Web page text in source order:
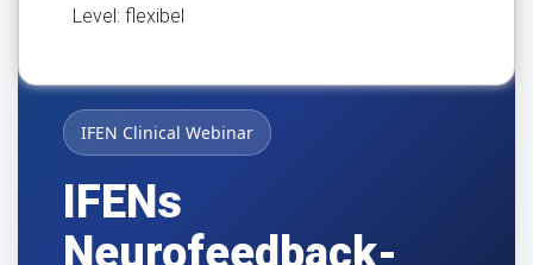
Level: flexibel
IFEN Clinical Webinar
IFENs
Neurofeedback-